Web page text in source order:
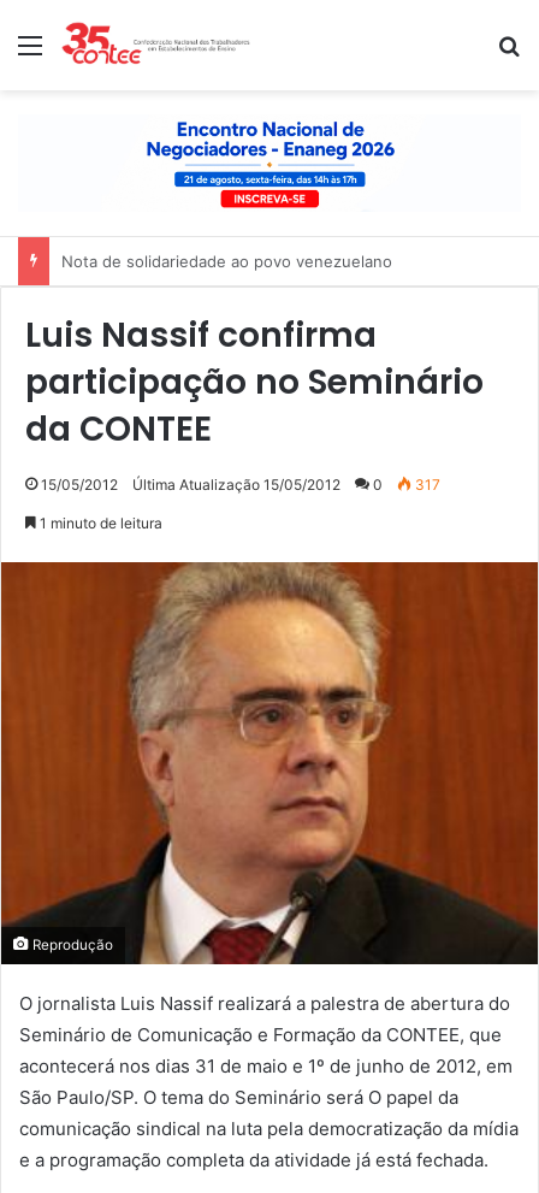
Menu
Nota de solidariedade ao povo venezuelano
Luis Nassif confirma
participação no Seminário
da CONTEE
15/05/2012 Última Atualização 15/05/2012 0 317
1 minuto de leitura
Reprodução
O jornalista Luis Nassif realizará a palestra de abertura do
Seminário de Comunicação e Formação da CONTEE, que
acontecerá nos dias 31 de maio e 1º de junho de 2012, em
São Paulo/SP. O tema do Seminário será O papel da
comunicação sindical na luta pela democratização da mídia
e a programação completa da atividade já está fechada.